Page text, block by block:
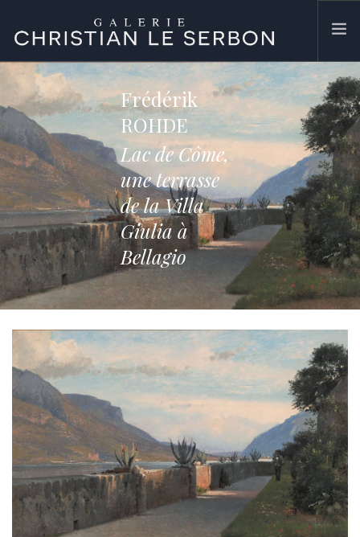
ACCUEIL
ŒUVRES
GALERIE
CONTACT
SEARCH SITE
Frédérik
ROHDE
Lac de Côme,
une terrasse
de la Villa
Giulia à
Bellagio